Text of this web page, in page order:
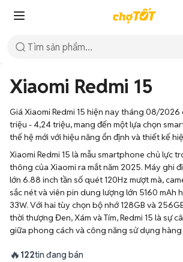
Xiaomi Redmi 15
Giá Xiaomi Redmi 15 hiện nay tháng 08/
triệu - 4,24 triệu, mang đến một lựa chọn
thế hệ mới với hiệu năng ổn định và thiết kế
Xiaomi Redmi 15 là mẫu smartphone chủ lực
thông của Xiaomi ra mắt năm 2025. Máy ghi
lớn 6.88 inch tần số quét 120Hz mượt mà,
sắc nét và viên pin dung lượng lớn 5160 mAh
33W. Với hai tùy chọn bộ nhớ 128GB và
thời thượng Đen, Xám và Tím, Redmi 15 là sự
giữa phong cách và công năng sử dụng hàng
🔥 122tin đang bán